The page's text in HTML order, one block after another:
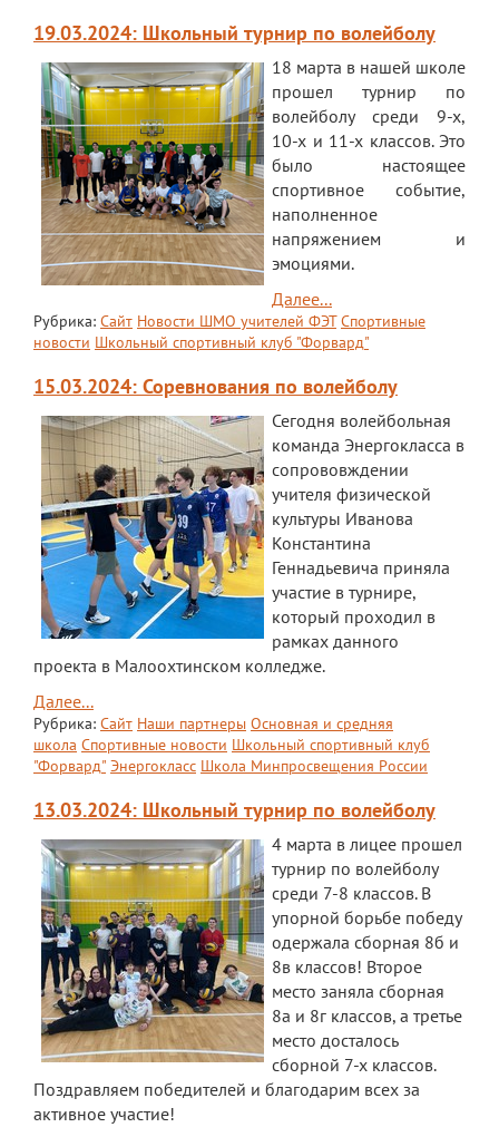
19.03.2024: Школьный турнир по волейболу
18 марта в нашей школе
прошел турнир по
волейболу среди 9-х,
10-х и 11-х классов. Это
было настоящее
спортивное событие,
наполненное
напряжением и
эмоциями.
Далее...
Рубрика: Сайт Новости ШМО учителей ФЭТ Спортивные
новости Школьный спортивный клуб "Форвард"
15.03.2024: Соревнования по волейболу
Сегодня волейбольная
команда Энергокласса в
сопрововждении
учителя физической
культуры Иванова
Константина
Геннадьевича приняла
участие в турнире,
который проходил в
рамках данного
проекта в Малоохтинском колледже.
Далее...
Рубрика: Сайт Наши партнеры Основная и средняя
школа Спортивные новости Школьный спортивный клуб
"Форвард" Энергокласс Школа Минпросвещения России
13.03.2024: Школьный турнир по волейболу
4 марта в лицее прошел
турнир по волейболу
среди 7-8 классов. В
упорной борьбе победу
одержала сборная 8б и
8в классов! Второе
место заняла сборная
8а и 8г классов, а третье
место досталось
сборной 7-х классов.
Поздравляем победителей и благодарим всех за
активное участие!